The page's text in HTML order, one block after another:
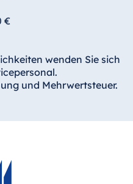
€
wenden Sie sich
und Mehrwertsteuer.